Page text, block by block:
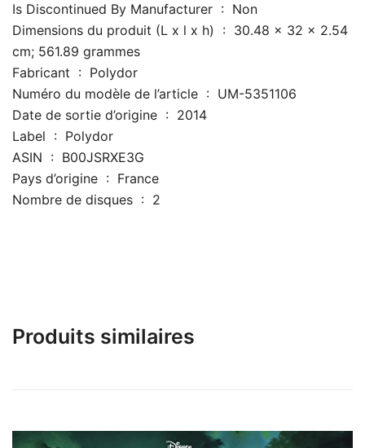
Is Discontinued By Manufacturer ‏ : ‎ Non
Dimensions du produit (L x l x h) ‏ : ‎ 30.48 x 32 x 2.54
cm; 561.89 grammes
Fabricant ‏ : ‎ Polydor
Numéro du modèle de l’article ‏ : ‎ UM-5351106
Date de sortie d’origine ‏ : ‎ 2014
Label ‏ : ‎ Polydor
ASIN ‏ : ‎ B00JSRXE3G
Pays d’origine ‏ : ‎ France
Nombre de disques ‏ : ‎ 2
Produits similaires